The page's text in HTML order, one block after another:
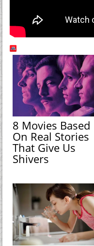
8 Movies Based
On Real Stories
That Give Us
Shivers